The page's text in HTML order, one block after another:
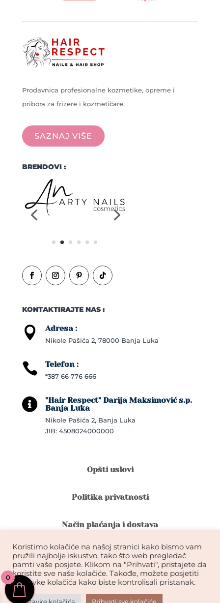
Prodavnica profesionalne kozmetike, opreme i
pribora za frizere i kozmetičare.
SAZNAJ VIŠE
BRENDOVI :
KONTAKTIRAJTE NAS :
 Adresa :
Nikole Pašića 2, 78000 Banja Luka
 Telefon :
*387 66 776 666

"Hair Respect" Darija Maksimović s.p.
Banja Luka
Nikole Pašića 2, Banja Luka
JIB: 4508024000000
Opšti uslovi
Politika privatnosti
Način plaćanja i dostava
Reklamacije i povrat robe
Garancija na kvalitet ekstenzija
Koristimo kolačiće na našoj stranici kako bismo vam
pružili najbolje iskustvo, tako što web pregledač
pamti vaše posjete. Klikom na "Prihvati", pristajete da
koristite sve naše kolačiće. Takođe, možete posjetiti
postavke kolačića kako biste kontrolisali pristanak.
0